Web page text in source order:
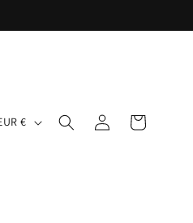
Germania | EUR € Accedi Carrello